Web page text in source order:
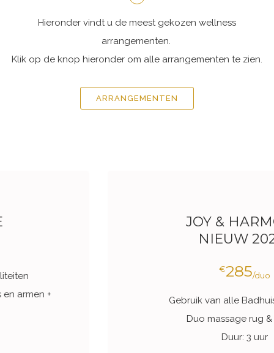
Hieronder vindt u de meest gekozen wellness
arrangementen.
Klik op de knop hieronder om alle arrangementen te zien.
ARRANGEMENTEN
JOY & HARMONY
Gebruik van alle Badhuisfaciliteiten
Duo massage rug & benen